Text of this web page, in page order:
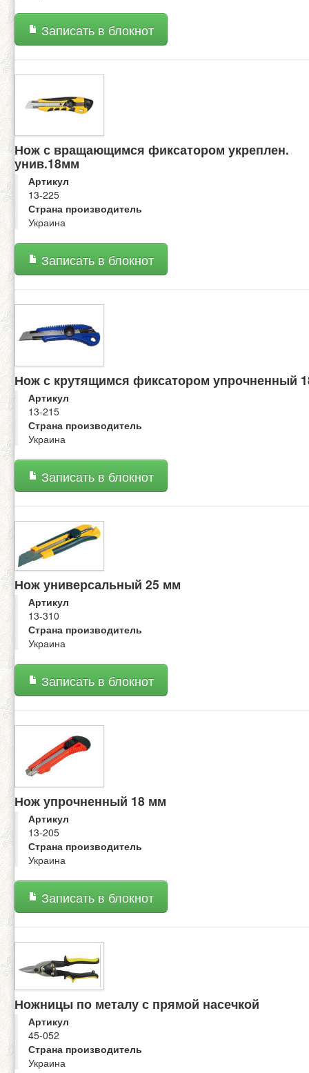
Записать в блокнот
Нож с вращающимся фиксатором укреплен.
унив.18мм
Артикул
13-225
Страна производитель
Украина
Записать в блокнот
Нож с крутящимся фиксатором упрочненный
Артикул
13-215
Страна производитель
Украина
Записать в блокнот
Нож универсальный 25 мм
Артикул
13-310
Страна производитель
Украина
Записать в блокнот
Нож упрочненный 18 мм
Артикул
13-205
Страна производитель
Украина
Записать в блокнот
Ножницы по металу с прямой насечкой
Артикул
45-052
Страна производитель
Украина